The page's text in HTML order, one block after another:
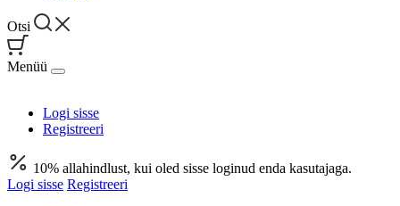
Otsi
Menüü
Logi sisse
Registreeri
10% allahindlust, kui oled sisse loginud enda kasutajaga.
Logi sisse Registreeri